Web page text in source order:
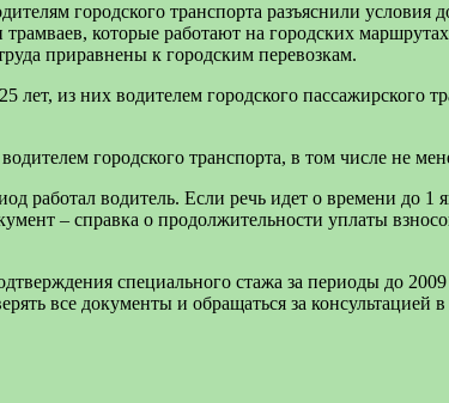
городского транспорта разъяснили
трамваев, которые работают на городских
приравнены к городским перевозкам.
из них водителем городского пассажирского
городского транспорта, в том числе не
работал водитель. Если речь идет о времени до 1
– справка о продолжительности уплаты
специального стажа за периоды до
все документы и обращаться за